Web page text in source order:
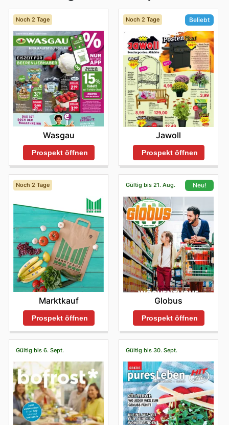
Noch 2 Tage
Wasgau
Prospekt öffnen
Noch 2 Tage Beliebt
Jawoll
Prospekt öffnen
Noch 2 Tage
Marktkauf
Prospekt öffnen
Gültig bis 21. Aug. Neu!
Globus
Prospekt öffnen
Gültig bis 6. Sept. Gültig bis 30. Sept.